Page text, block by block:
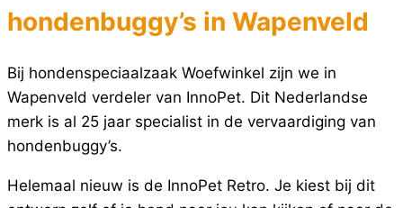
hondenbuggy’s in Wapenveld
Bij hondenspeciaalzaak Woefwinkel zijn we in
Wapenveld verdeler van InnoPet. Dit Nederlandse
merk is al 25 jaar specialist in de vervaardiging van
hondenbuggy’s.
Helemaal nieuw is de InnoPet Retro. Je kiest bij dit